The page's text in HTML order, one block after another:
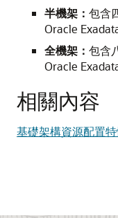
半機架： 包含
Oracle
全機架： 包含
Oracle
相關內容
基礎架構資源配置